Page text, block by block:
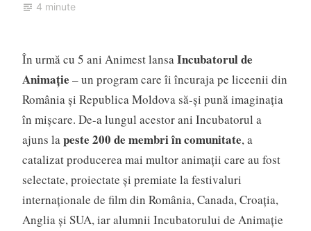
4 minute
În urmă cu 5 ani Animest lansaIncubatorul de
Animație – un program care îi încuraja pe liceenii din
România și Republica Moldova să-și pună imaginația
în mișcare. De-a lungul acestor ani Incubatorul a
ajuns lapeste 200 de membri în comunitate, a
catalizat producerea mai multor animații care au fost
selectate, proiectate și premiate la festivaluri
internaționale de film din România, Canada, Croația,
Anglia și SUA, iar alumnii Incubatorului de Animație